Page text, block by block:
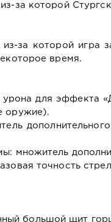
за которой
за которой игра
время.
урона для эффекта
оружие).
множитель
точность
большой щит